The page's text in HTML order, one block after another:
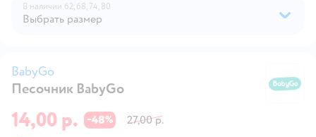
В наличии 62, 68, 74, 80
Выбрать размер
BabyGo
Песочник BabyGo
14,00 р. −48%
27,00 р.